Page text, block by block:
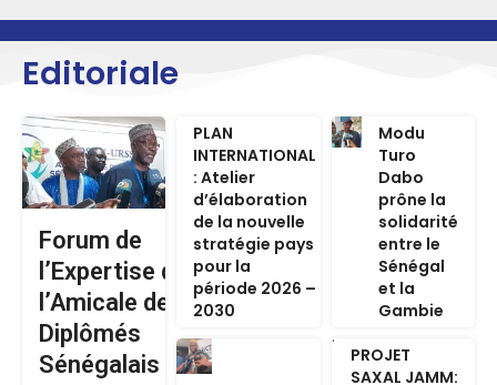
Editoriale
Forum de
l’Expertise de
l’Amicale des
Diplômés
Sénégalais de
PLAN
INTERNATIONAL
: Atelier
d’élaboration
de la nouvelle
stratégie pays
pour la
période 2026 –
2030
Modu
Turo
Dabo
prône la
solidarité
entre le
Sénégal
et la
Gambie
PROJET
SAXAL JAMM: